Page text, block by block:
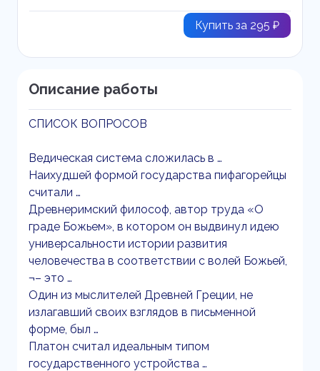
Купить за 295 ₽
Описание работы
СПИСОК ВОПРОСОВ
Ведическая система сложилась в …
Наихудшей формой государства пифагорейцы
считали …
Древнеримский философ, автор труда «О
граде Божьем», в котором он выдвинул идею
универсальности истории развития
человечества в соответствии с волей Божьей,
¬– это …
Один из мыслителей Древней Греции, не
излагавший своих взглядов в письменной
форме, был …
Платон считал идеальным типом
государственного устройства …